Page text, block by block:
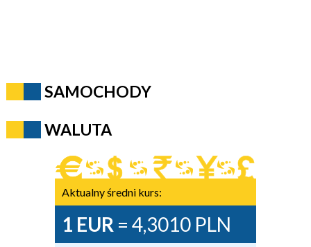
SAMOCHODY
WALUTA
Aktualny średni kurs:
1 EUR = 4,3010 PLN